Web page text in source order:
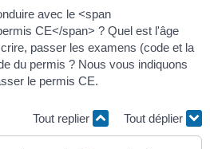
avec le <span
CE</span> ? Quel est l'âge
passer les examens (code et la
du permis ? Nous vous indiquons
le permis CE.
Tout replier Tout déplier